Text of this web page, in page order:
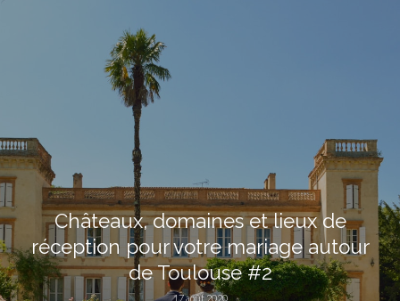
Châteaux, domaines et lieux de
réception pour votre mariage autour
de Toulouse #2
17 août 2020